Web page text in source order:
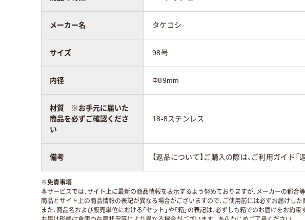
メーカー名 タケコシ
サイズ 98号
内径 Φ89mm
材質 ※お手元に届いた
商品を必ずご確認くださ
い
18-8ステンレス
備考 【返品について】ご購入の際は、ご利用ガイド
※免責事項
本サービスでは、サイト上に最新の商品情報を表示するよう努めておりますが、メーカーの都合等
商品とサイト上の商品情報の表記が異なる場合がございますので、ご使用前には必ずお届けし
また、商品名および販売単位における「セット」や「箱」の表記は、必ずしも箱でのお届けをお約束